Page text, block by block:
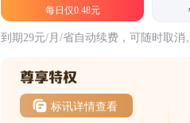
每日仅0.48元
到期29元/月/省自动续费，可随时取消。
标讯详情查看